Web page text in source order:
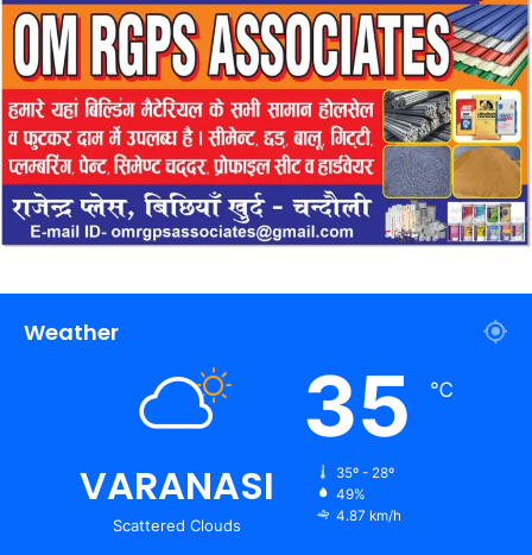
Weather
VARANASI
Scattered Clouds
35 ℃
35º - 28º
49%
4.87 km/h